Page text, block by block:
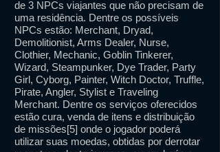
de 3 NPCs viajantes que não precisam de
uma residência. Dentre os possíveis
NPCs estão: Merchant, Dryad,
Demolitionist, Arms Dealer, Nurse,
Clothier, Mechanic, Goblin Tinkerer,
Wizard, Steampunker, Dye Trader, Party
Girl, Cyborg, Painter, Witch Doctor, Truffle,
Pirate, Angler, Stylist e Traveling
Merchant. Dentre os serviços oferecidos
estão cura, venda de itens e distribuição
de missões[5] onde o jogador poderá
utilizar suas moedas, obtidas por derrotar